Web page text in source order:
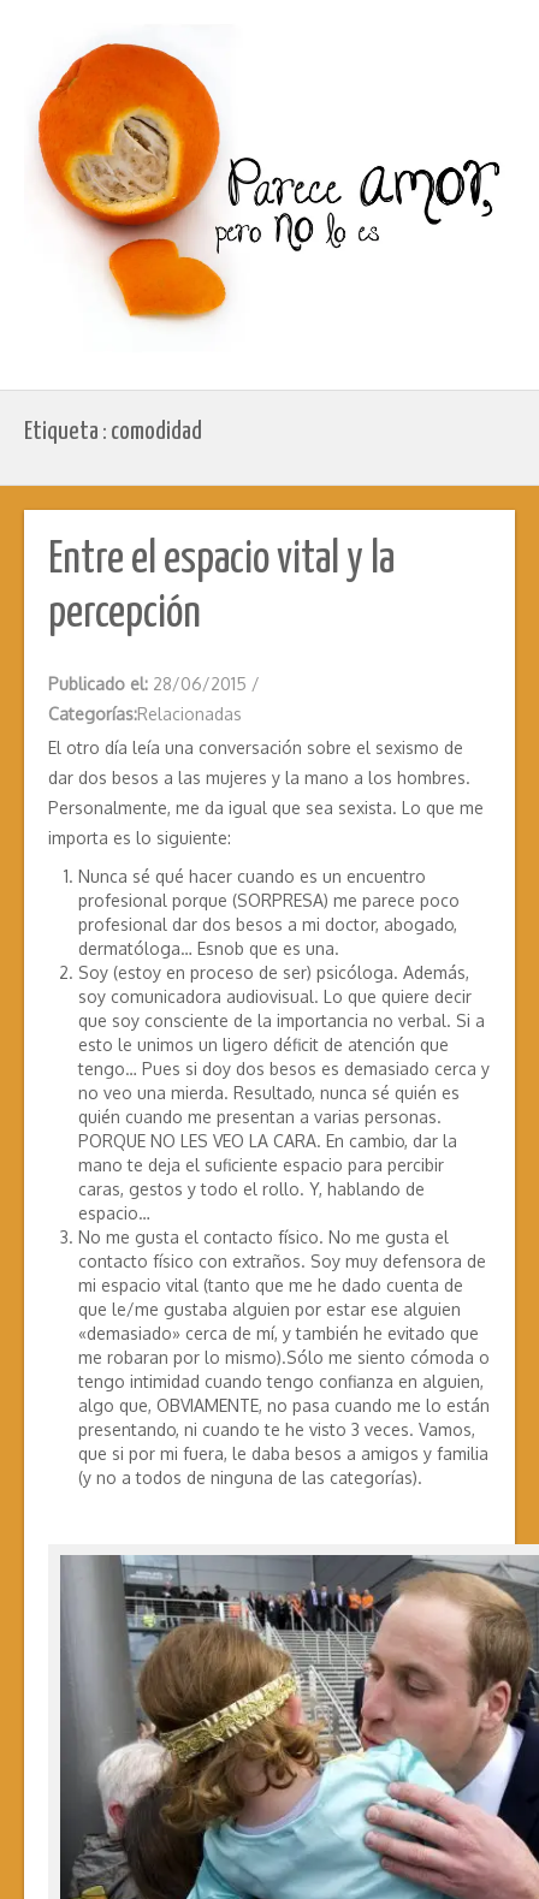
Etiqueta : comodidad
Entre el espacio vital y la
percepción
Publicado el: 28/06/2015 /
Categorías:Relacionadas
El otro día leía una conversación sobre el sexismo de
dar dos besos a las mujeres y la mano a los hombres.
Personalmente, me da igual que sea sexista. Lo que me
importa es lo siguiente:
Nunca sé qué hacer cuando es un encuentro
profesional porque (SORPRESA) me parece poco
profesional dar dos besos a mi doctor, abogado,
dermatóloga… Esnob que es una.
Soy (estoy en proceso de ser) psicóloga. Además,
soy comunicadora audiovisual. Lo que quiere decir
que soy consciente de la importancia no verbal. Si a
esto le unimos un ligero déficit de atención que
tengo… Pues si doy dos besos es demasiado cerca y
no veo una mierda. Resultado, nunca sé quién es
quién cuando me presentan a varias personas.
PORQUE NO LES VEO LA CARA. En cambio, dar la
mano te deja el suficiente espacio para percibir
caras, gestos y todo el rollo. Y, hablando de
espacio…
No me gusta el contacto físico. No me gusta el
contacto físico con extraños. Soy muy defensora de
mi espacio vital (tanto que me he dado cuenta de
que le/me gustaba alguien por estar ese alguien
«demasiado» cerca de mí, y también he evitado que
me robaran por lo mismo).Sólo me siento cómoda o
tengo intimidad cuando tengo confianza en alguien,
algo que, OBVIAMENTE, no pasa cuando me lo están
presentando, ni cuando te he visto 3 veces. Vamos,
que si por mi fuera, le daba besos a amigos y familia
(y no a todos de ninguna de las categorías).